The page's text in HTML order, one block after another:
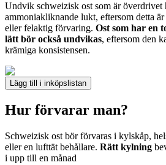
Undvik schweizisk ost som är överdrivet
ammoniakliknande lukt, eftersom detta
eller felaktig förvaring. Ost som har en
lätt bör också undvikas, eftersom den
krämiga konsistensen.
Lägg till i inköpslistan
Hur förvarar man?
Schweizisk ost bör förvaras i kylskåp,
eller en lufttät behållare. Rätt kylning
i upp till en månad